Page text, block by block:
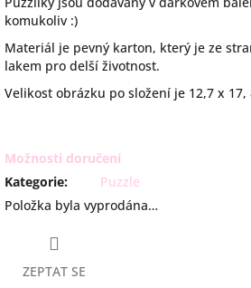
komukoliv :)
Materiál je pevný karton, který je ze
lakem pro delší životnost.
Velikost obrázku po složení je 12,7 x 17,
Možnosti doručení
Kategorie:
Puzzle
Položka byla vyprodána…
ZEPTAT SE